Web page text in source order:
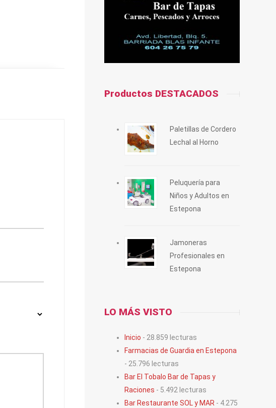
Productos DESTACADOS
Paletillas de Cordero
Lechal al Horno
Peluquería para
Niños y Adultos en
Estepona
Jamoneras
Profesionales en
Estepona
LO MÁS VISTO
Inicio - 28.859 lecturas
Farmacias de Guardia en Estepona
- 25.796 lecturas
Bar El Tobalo Bar de Tapas y
Raciones - 5.492 lecturas
Bar Restaurante SOL y MAR - 4.275